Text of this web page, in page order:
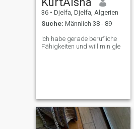
36 • Djelfa, Djelfa, Algerien
Suche: Männlich 38 - 89
Ich habe gerade berufliche
Fähigkeiten und will min gle